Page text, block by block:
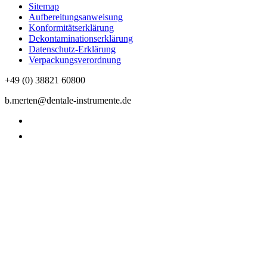
Sitemap
Aufbereitungsanweisung
Konformitätserklärung
Dekontaminationserklärung
Datenschutz-Erklärung
Verpackungsverordnung
+49 (0) 38821 60800
b.merten@dentale-instrumente.de